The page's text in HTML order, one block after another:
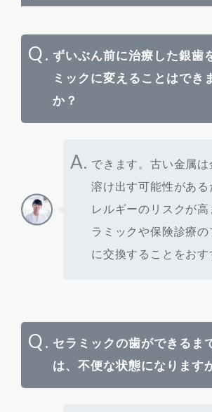
Q. ずいぶん前に治療した銀歯
ミックに変えることはでき
か？
A. できます。古い金属
溶け出す可能性がある
レルギーのリスクが
ラミックや保険診療の
に交換することをおす
Q. セラミックの歯ができるま
は、不便な状態になります